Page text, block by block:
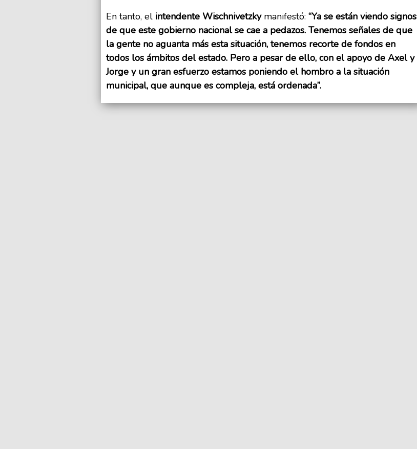
En tanto, el intendente Wischnivetzky manifestó: “Ya se están viendo signos
de que este gobierno nacional se cae a pedazos. Tenemos señales de que
la gente no aguanta más esta situación, tenemos recorte de fondos en
todos los ámbitos del estado. Pero a pesar de ello, con el apoyo de Axel y
Jorge y un gran esfuerzo estamos poniendo el hombro a la situación
municipal, que aunque es compleja, está ordenada”.